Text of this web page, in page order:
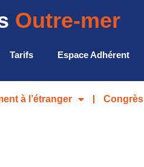
Outre-mer
Tarifs Espace Adhérent
à l’étranger Congrès